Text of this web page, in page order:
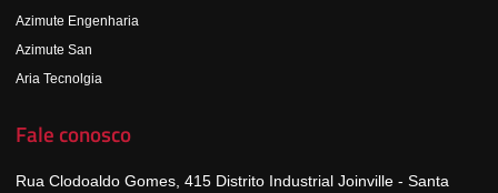
Azimute Engenharia
Azimute San
Aria Tecnolgia
Fale conosco
Rua Clodoaldo Gomes, 415 Distrito Industrial Joinville - Santa